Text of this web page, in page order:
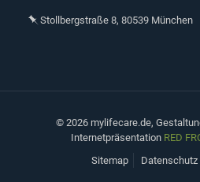
Stollbergstraße 8, 80539 München
© 2026 mylifecare.de,
Internetpräsentation RED
Sitemap
Datenschutz